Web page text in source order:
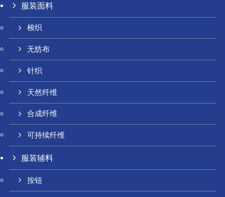
服装面料
梭织
无纺布
针织
天然纤维
合成纤维
可持续纤维
服装辅料
按钮